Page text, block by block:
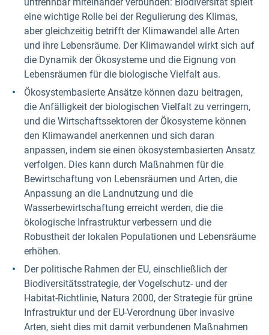
untrennbar miteinander verbunden: Biodiversität spielt
eine wichtige Rolle bei der Regulierung des Klimas,
aber gleichzeitig betrifft der Klimawandel alle Arten
und ihre Lebensräume. Der Klimawandel wirkt sich auf
die Dynamik der Ökosysteme und die Eignung von
Lebensräumen für die biologische Vielfalt aus.
Ökosystembasierte Ansätze können dazu beitragen,
die Anfälligkeit der biologischen Vielfalt zu verringern,
und die Wirtschaftssektoren der Ökosysteme können
den Klimawandel anerkennen und sich daran
anpassen, indem sie einen ökosystembasierten Ansatz
verfolgen. Dies kann durch Maßnahmen für die
Bewirtschaftung von Lebensräumen und Arten, die
Anpassung an die Landnutzung und die
Wasserbewirtschaftung erreicht werden, die die
ökologische Infrastruktur verbessern und die
Robustheit der lokalen Populationen und Lebensräume
erhöhen.
Der politische Rahmen der EU, einschließlich der
Biodiversitätsstrategie, der Vogelschutz- und der
Habitat-Richtlinie, Natura 2000, der Strategie für grüne
Infrastruktur und der EU-Verordnung über invasive
Arten, sieht dies mit damit verbundenen Maßnahmen